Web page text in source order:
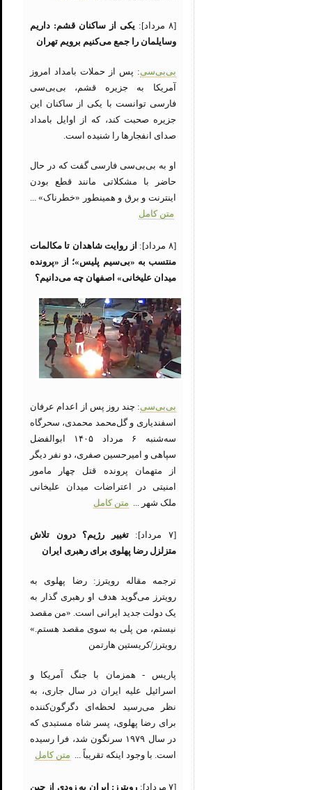
[۸ مرداد]:
یکی از ساکنان قشم: داریم
وسایلمان را جمع می‌کنیم برویم تهران
بی‌بی‌سی: پس از حملات بامداد امروز
آمریکا به جزیره قشم، بی‌بی‌سی
فارسی توانست با یکی از ساکنان این
جزیره صحبت کند، که از اوایل بامداد
صدای انفجارها را شنیده است.
او به بی‌بی‌سی فارسی گفت که در حال
حاضر با مشکلاتی مانند قطع بودن
اینترنت و برق و همینطور «خطرناک» ...
متن کامل
[۸ مرداد]:
از روایت شاهدان تا مکالمات
منتسب به «بی‌سیم پلیس»؛ از «پرونده
میدان علیخانی» اصفهان چه می‌دانیم؟
بی‌بی‌سی: چند روز پس از اعدام عرفان
اسفندیاری و گل‌محمد محمدی، سحرگاه
سه‌شنبه ۶ مرداد ۱۴۰۵ ابوالفضل
سپاهی و امیرحسین صفری، دو نفر دیگر
از متهمان پرونده قتل چهار مامور
امنیتی در اعتراضات میدان علیخانی
ملک شهر ... متن کامل
[۷ مرداد]:
تغییر رژیم؟ درون تلاش
متزلزل رضا پهلوی برای رهبری ایران
ترجمه مقاله رویترز: رضا پهلوی به
رویترز می‌گوید هدف او رهبری گذار به
یک دولت جدید ایرانی است. «من مقصد
نیستم، من پلی به سوی مقصد هستم.»
رویترز/کریستین هارتمن
پاریس - همزمان با جنگ آمریکا و
اسرائیل علیه ایران در سال جاری، به
نظر می‌رسید لحظه‌ای دگرگون‌کننده
برای رضا پهلوی، پسر شاه مستبدی که
در سال ۱۹۷۹ سرنگون شد، فرا رسیده
است. با وجود اینکه تقریباً ... متن کامل
[۷ مرداد]:
رویترز: ایران به زودی از چین